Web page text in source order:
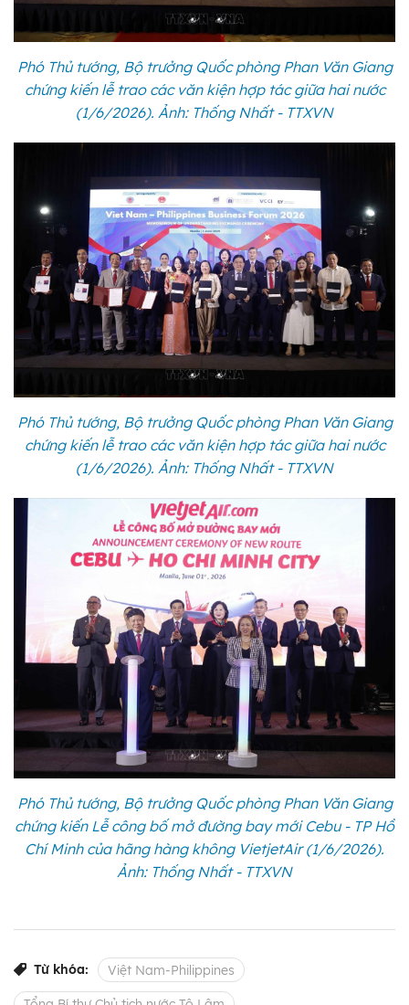
Phó Thủ tướng, Bộ trưởng Quốc phòng Phan Văn Giang
chứng kiến lễ trao các văn kiện hợp tác giữa hai nước
(1/6/2026). Ảnh: Thống Nhất - TTXVN
Phó Thủ tướng, Bộ trưởng Quốc phòng Phan Văn Giang
chứng kiến lễ trao các văn kiện hợp tác giữa hai nước
(1/6/2026). Ảnh: Thống Nhất - TTXVN
Phó Thủ tướng, Bộ trưởng Quốc phòng Phan Văn Giang
chứng kiến Lễ công bố mở đường bay mới Cebu - TP Hồ
Chí Minh của hãng hàng không VietjetAir (1/6/2026).
Ảnh: Thống Nhất - TTXVN
Từ khóa: Việt Nam-Philippines